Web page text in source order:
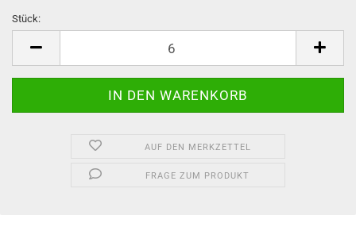
Stück:
AUF DEN MERKZETTEL
FRAGE ZUM PRODUKT